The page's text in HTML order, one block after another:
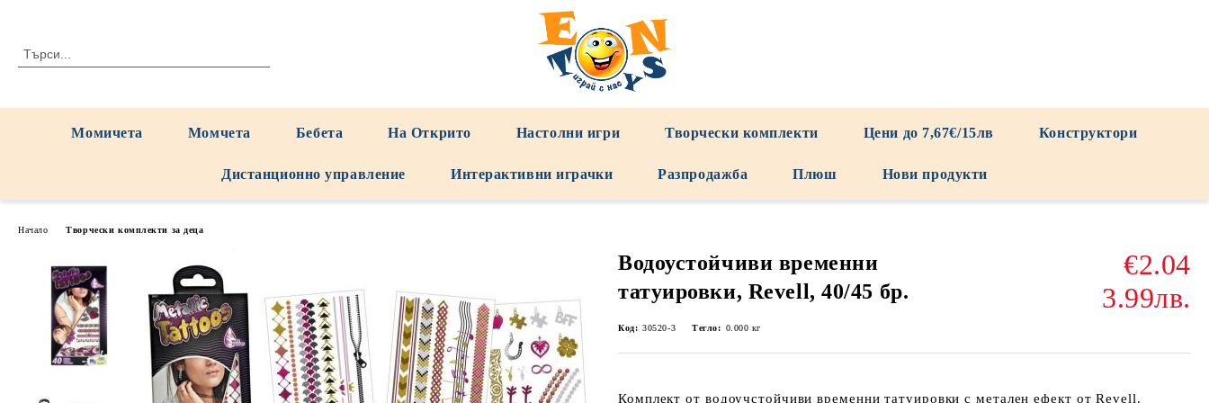
Момичета Момчета Бебета На Открито Настолни игри Творчески комплекти Цени до 7,67€/15лв Конструктори
Дистанционно управление Интерактивни играчки Разпродажба Плюш Нови продукти
Начало Творчески комплекти за деца
Водоустойчиви временни
татуировки, Revell, 40/45 бр.
€2.04
3.99лв.
Код: 30520-3 Тегло: 0.000 кг
Комплект от водоучстойчиви временни татуировки с метален ефект от Revell.